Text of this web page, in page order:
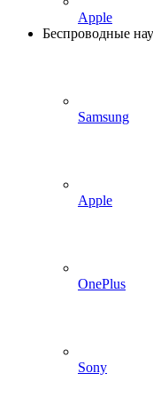
Apple
Беспроводные
Samsung
Apple
OnePlus
Sony